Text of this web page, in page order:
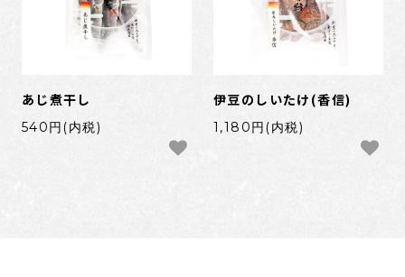
あじ煮干し
540円(内税)
伊豆のしいたけ(香信)
1,180円(内税)